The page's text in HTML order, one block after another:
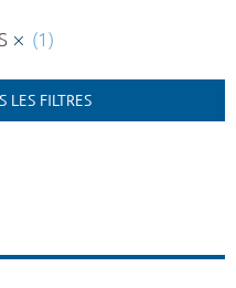
(1)
LES FILTRES